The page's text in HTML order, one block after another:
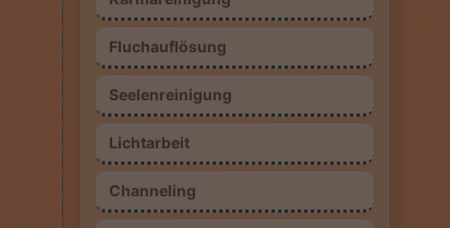
Fluchauflösung
Seelenreinigung
Lichtarbeit
Channeling